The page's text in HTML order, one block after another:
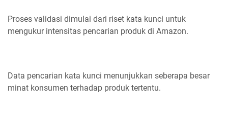
Proses validasi dimulai dari riset kata kunci untuk
mengukur intensitas pencarian produk di Amazon.
Data pencarian kata kunci menunjukkan seberapa besar
minat konsumen terhadap produk tertentu.